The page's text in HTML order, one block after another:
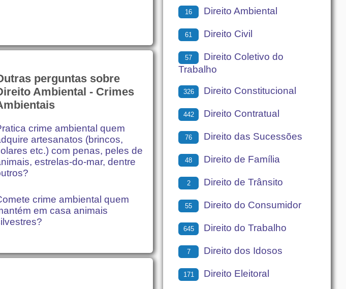
perguntas sobre
Ambiental - Crimes
crime ambiental quem
artesanatos (brincos,
etc.) com penas, peles de
estrelas-do-mar, dentre
crime ambiental quem
em casa animais
16 Direito Ambiental
61 Direito Civil
57
Direito Coletivo do
Trabalho
326 Direito Constitucional
442 Direito Contratual
76 Direito das Sucessões
48 Direito de Família
2 Direito de Trânsito
55 Direito do Consumidor
645 Direito do Trabalho
7 Direito dos Idosos
171 Direito Eleitoral